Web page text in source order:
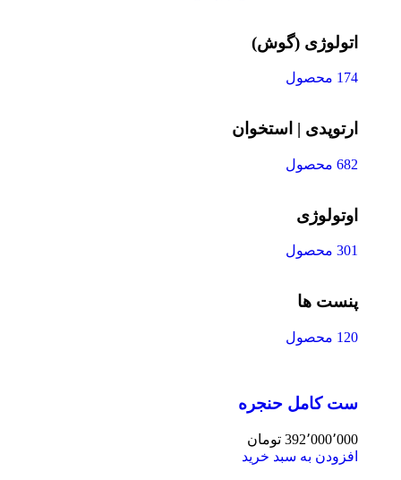
اتولوژی (گوش)
174 محصول
ارتوپدی | استخوان
682 محصول
اوتولوژی
301 محصول
پنست ها
120 محصول
ست کامل حنجره
392٬000٬000 تومان
افزودن به سبد خرید